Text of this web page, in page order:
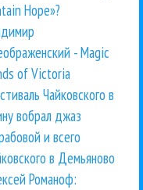
Hope»?
- Magic
of Victoria
Чайковского в
вобрал джаз
и всего
в Демьяново
Романоф: